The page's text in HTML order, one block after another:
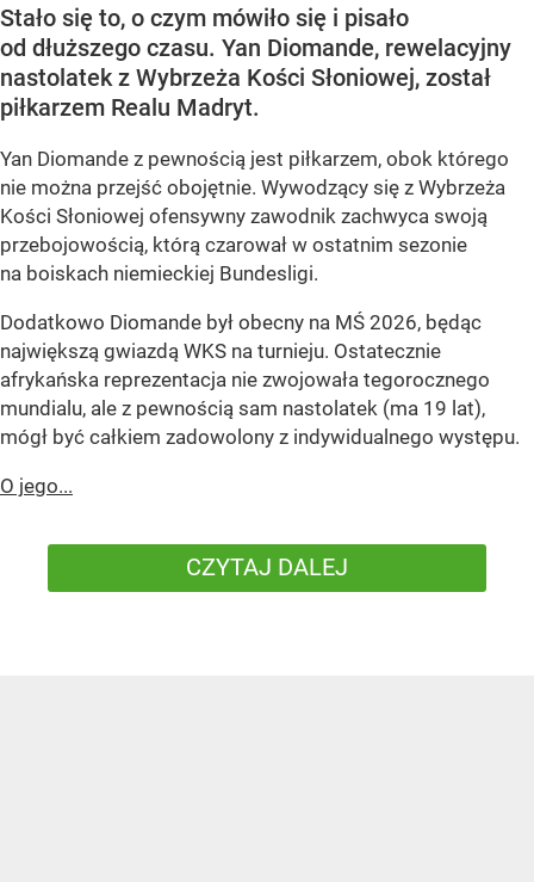
Stało się to, o czym mówiło się i pisało
od dłuższego czasu. Yan Diomande, rewelacyjny
nastolatek z Wybrzeża Kości Słoniowej, został
piłkarzem Realu Madryt.
Yan Diomande z pewnością jest piłkarzem, obok którego
nie można przejść obojętnie. Wywodzący się z Wybrzeża
Kości Słoniowej ofensywny zawodnik zachwyca swoją
przebojowością, którą czarował w ostatnim sezonie
na boiskach niemieckiej Bundesligi.
Dodatkowo Diomande był obecny na MŚ 2026, będąc
największą gwiazdą WKS na turnieju. Ostatecznie
afrykańska reprezentacja nie zwojowała tegorocznego
mundialu, ale z pewnością sam nastolatek (ma 19 lat),
mógł być całkiem zadowolony z indywidualnego występu.
O jego...
CZYTAJ DALEJ